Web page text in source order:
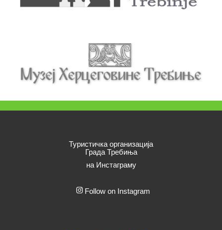
Туристичка организација
Града Требиња
на Инстаграму
Follow on Instagram